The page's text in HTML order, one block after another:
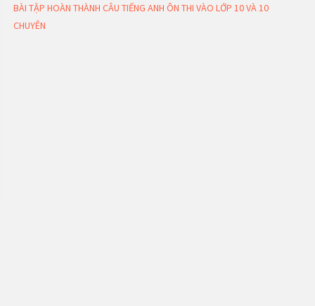
BÀI TẬP HOÀN THÀNH CÂU TIẾNG ANH ÔN THI VÀO LỚP 10 VÀ 10
CHUYÊN